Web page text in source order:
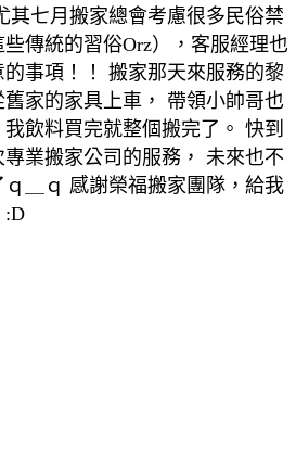
其七月搬家總會考慮很多民俗禁
傳統的習俗Orz），客服經理也
事項！！ 搬家那天來服務的黎
家的家具上車， 帶領小帥哥也
飲料買完就整個搬完了。 快到
業搬家公司的服務， 未來也不
＿ｑ 感謝榮福搬家團隊，給我
:D